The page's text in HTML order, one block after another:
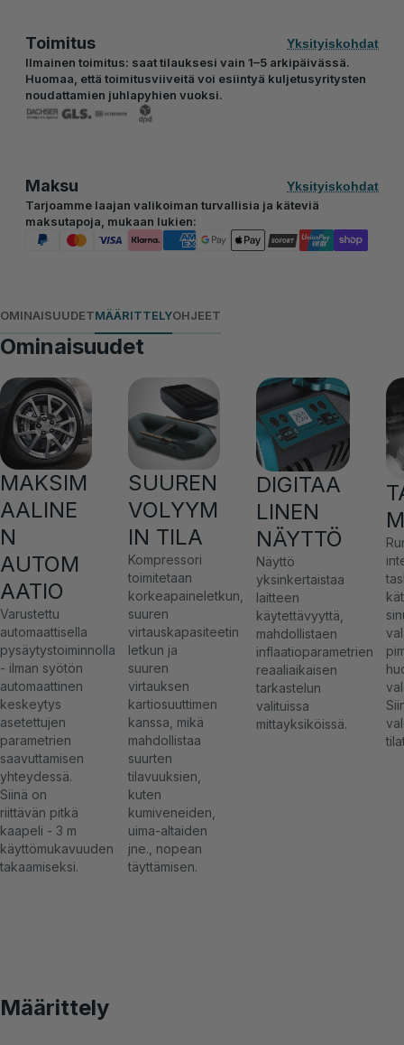
Toimitus
Yksityiskohdat
Ilmainen toimitus: saat tilauksesi vain 1–5 arkipäivässä.
Huomaa, että toimitusviiveitä voi esiintyä kuljetusyritysten
noudattamien juhlapyhien vuoksi.
Maksu
Yksityiskohdat
Tarjoamme laajan valikoiman turvallisia ja käteviä
maksutapoja, mukaan lukien:
OMINAISUUDETMÄÄRITTELYOHJEET
Ominaisuudet
MAKSIM
AALINE
N
AUTOM
AATIO
Varustettu
automaattisella
pysäytystoiminnolla
- ilman syötön
automaattinen
keskeytys
asetettujen
parametrien
saavuttamisen
yhteydessä.
Siinä on
riittävän pitkä
kaapeli - 3 m
käyttömukavuuden
takaamiseksi.
SUUREN
VOLYYM
IN TILA
Kompressori
toimitetaan
korkeapaineletkun,
suuren
virtauskapasiteetin
letkun ja
suuren
virtauksen
kartiosuuttimen
kanssa, mikä
mahdollistaa
suurten
tilavuuksien,
kuten
kumiveneiden,
uima-altaiden
jne., nopean
täyttämisen.
DIGITAA
LINEN
NÄYTTÖ
Näyttö
yksinkertaistaa
laitteen
käytettävyyttä,
mahdollistaen
inflaatioparametrien
reaaliaikaisen
tarkastelun
valituissa
mittayksiköissä.
Määrittely